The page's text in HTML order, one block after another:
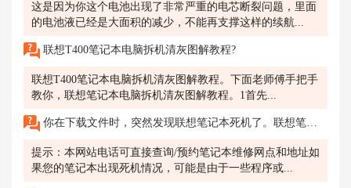
这是因为你这个电池出现了非常严重的电芯断裂问题，里面
的电池液已经是大面积的减少，不能再支撑这样的续航...
联想T400笔记本电脑拆机清灰图解教程?
联想T400笔记本电脑拆机清灰图解教程。下面老师傅手把手
教你，联想笔记本电脑拆机清灰图解教程。1首先...
你在下载文件时，突然发现联想笔记本死机了。联想笔记本死机了，无法正常运行。
提示：本网站电话可直接查询/预约笔记本维修网点和地址如
果您的笔记本出现死机情况，可能是由于一些程序或...